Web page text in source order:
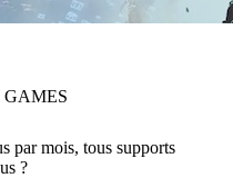
GAMES
par mois, tous supports
?